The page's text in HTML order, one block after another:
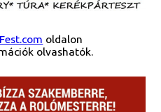
oldalon
olvashatók.